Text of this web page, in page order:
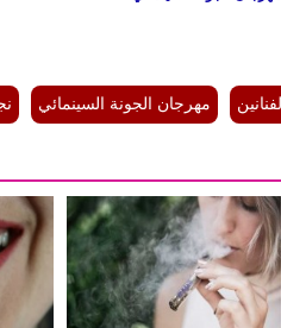
مهرجان الجونة السينمائي